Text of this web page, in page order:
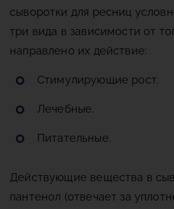
сыворотки для ресниц
три вида в зависимости от
направлено их действие:
Стимулирующие рост.
Лечебные.
Питательные.
Действующие вещества в
пантенол (отвечает за